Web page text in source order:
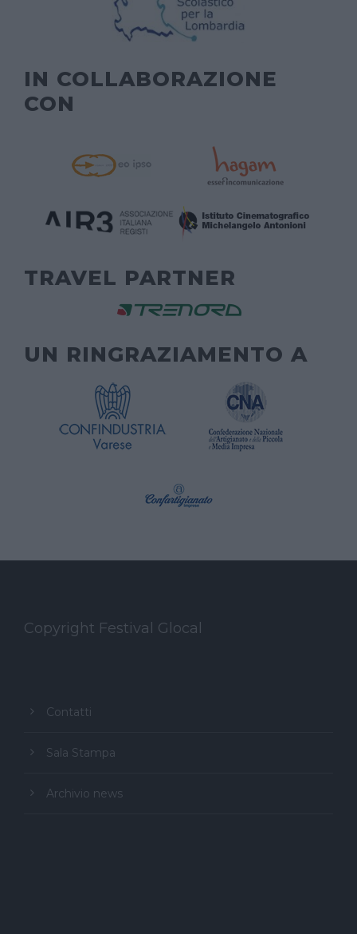
IN COLLABORAZIONE
CON
TRAVEL PARTNER
UN RINGRAZIAMENTO A
Copyright Festival Glocal
Contatti
Sala Stampa
Archivio news